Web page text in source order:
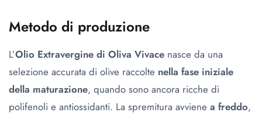
Metodo di produzione
L’Olio Extravergine di Oliva Vivace nasce da una
selezione accurata di olive raccolte nella fase iniziale
della maturazione, quando sono ancora ricche di
polifenoli e antiossidanti. La spremitura avviene a freddo,